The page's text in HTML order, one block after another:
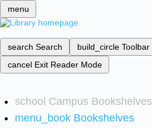
menu
search Search build_circle Toolbar
cancel Exit Reader Mode
school Campus Bookshelves
menu_book Bookshelves